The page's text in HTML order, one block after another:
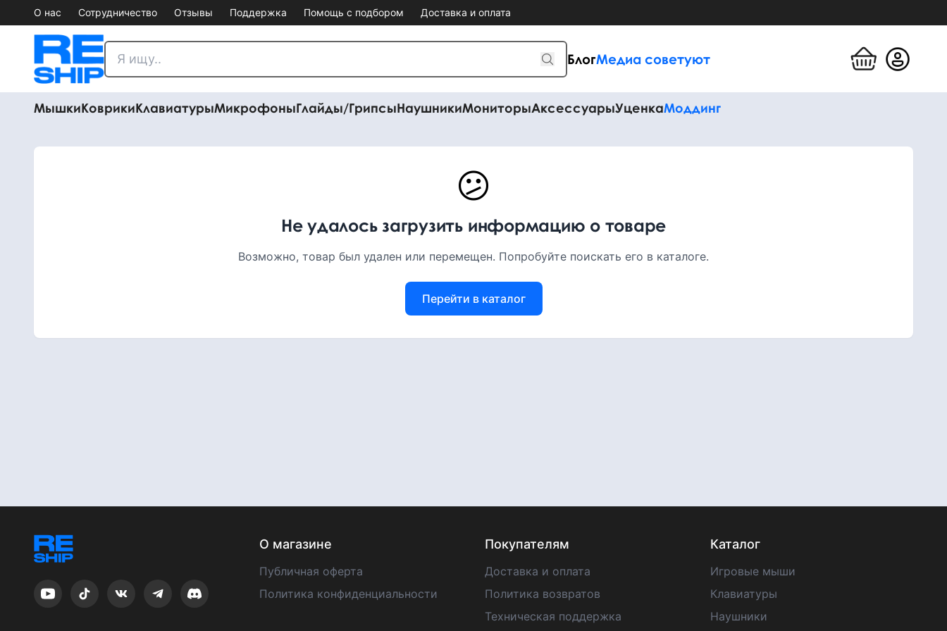
О нас Сотрудничество Отзывы Поддержка Помощь с подбором Доставка и оплата
БлогМедиа советуют
МышкиКоврикиКлавиатурыМикрофоныГлайды/ГрипсыНаушникиМониторыАксессуарыУценкаМоддинг
😕
Не удалось загрузить информацию о товаре
Возможно, товар был удален или перемещен. Попробуйте поискать его в каталоге.
Перейти в каталог
О магазине
Публичная оферта
Политика конфиденциальности
Покупателям
Доставка и оплата
Политика возвратов
Техническая поддержка
Каталог
Игровые мыши
Клавиатуры
Наушники